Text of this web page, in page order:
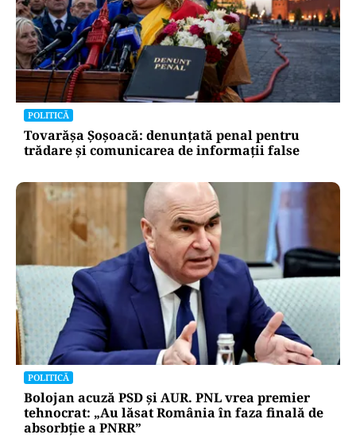
POLITICĂ
Tovarășa Șoșoacă: denunțată penal pentru
trădare și comunicarea de informații false
POLITICĂ
Bolojan acuză PSD și AUR. PNL vrea premier
tehnocrat: „Au lăsat România în faza finală de
absorbţie a PNRR”